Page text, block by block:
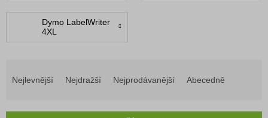
Dymo LabelWriter
4XL
Nejlevnější Nejdražší Nejprodávanější Abecedně